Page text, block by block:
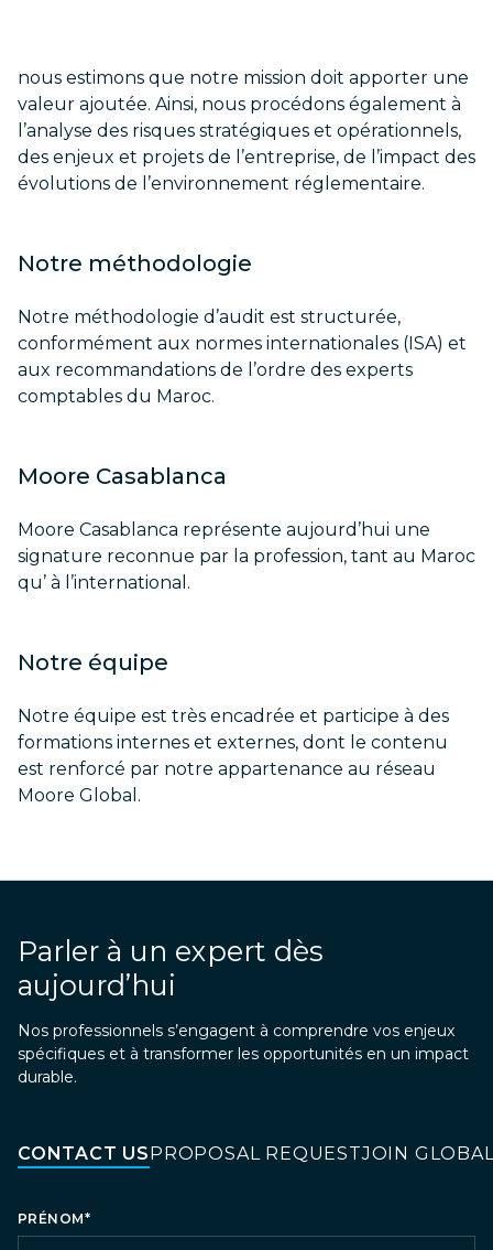
nous estimons que notre mission doit apporter une
valeur ajoutée. Ainsi, nous procédons également à
l’analyse des risques stratégiques et opérationnels,
des enjeux et projets de l’entreprise, de l’impact des
évolutions de l’environnement réglementaire.
Notre méthodologie
Notre méthodologie d’audit est structurée,
conformément aux normes internationales (ISA) et
aux recommandations de l’ordre des experts
comptables du Maroc.
Moore Casablanca
Moore Casablanca représente aujourd’hui une
signature reconnue par la profession, tant au Maroc
qu’ à l’international.
Notre équipe
Notre équipe est très encadrée et participe à des
formations internes et externes, dont le contenu
est renforcé par notre appartenance au réseau
Moore Global.
Parler à un expert dès
aujourd’hui
Nos professionnels s’engagent à comprendre vos enjeux
spécifiques et à transformer les opportunités en un impact
durable.
CONTACT USPROPOSAL REQUESTJOIN
PRÉNOM*